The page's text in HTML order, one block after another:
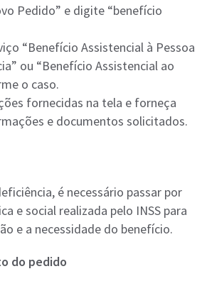
Pedido” e digite “benefício
“Benefício Assistencial à Pessoa
ou “Benefício Assistencial ao
o caso.
fornecidas na tela e forneça
e documentos solicitados.
é necessário passar por
e social realizada pelo INSS para
e a necessidade do benefício​.
do pedido